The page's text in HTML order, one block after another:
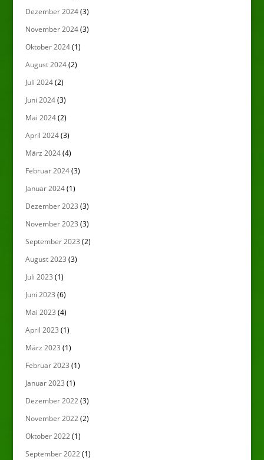
Dezember 2024(3)
November 2024(3)
Oktober 2024(1)
August 2024(2)
Juli 2024(2)
Juni 2024(3)
Mai 2024(2)
April 2024(3)
März 2024(4)
Februar 2024(3)
Januar 2024(1)
Dezember 2023 (3)
November 2023 (3)
September 2023 (2)
August 2023 (3)
Juli 2023 (1)
Juni 2023 (6)
Mai 2023 (4)
April 2023 (1)
März 2023 (1)
Februar 2023 (1)
Januar 2023 (1)
Dezember 2022(3)
November 2022(2)
Oktober 2022(1)
September 2022(1)